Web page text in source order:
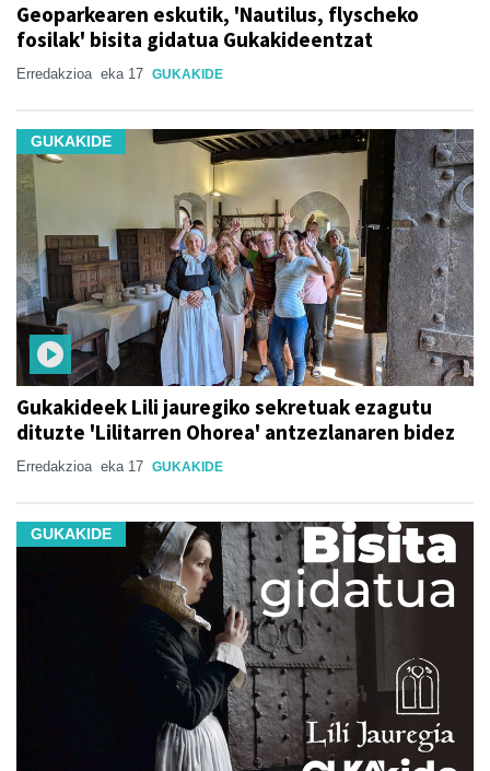
Geoparkearen eskutik, 'Nautilus, flyscheko
fosilak' bisita gidatua Gukakideentzat
Erredakzioa eka 17 GUKAKIDE
GUKAKIDE
Gukakideek Lili jauregiko sekretuak ezagutu
dituzte 'Lilitarren Ohorea' antzezlanaren bidez
Erredakzioa eka 17 GUKAKIDE
GUKAKIDE